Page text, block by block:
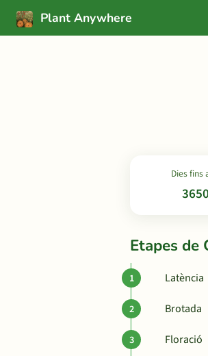
Plant Anywhere
Dies fins
Etapes de
Latència
Brotada
Floració